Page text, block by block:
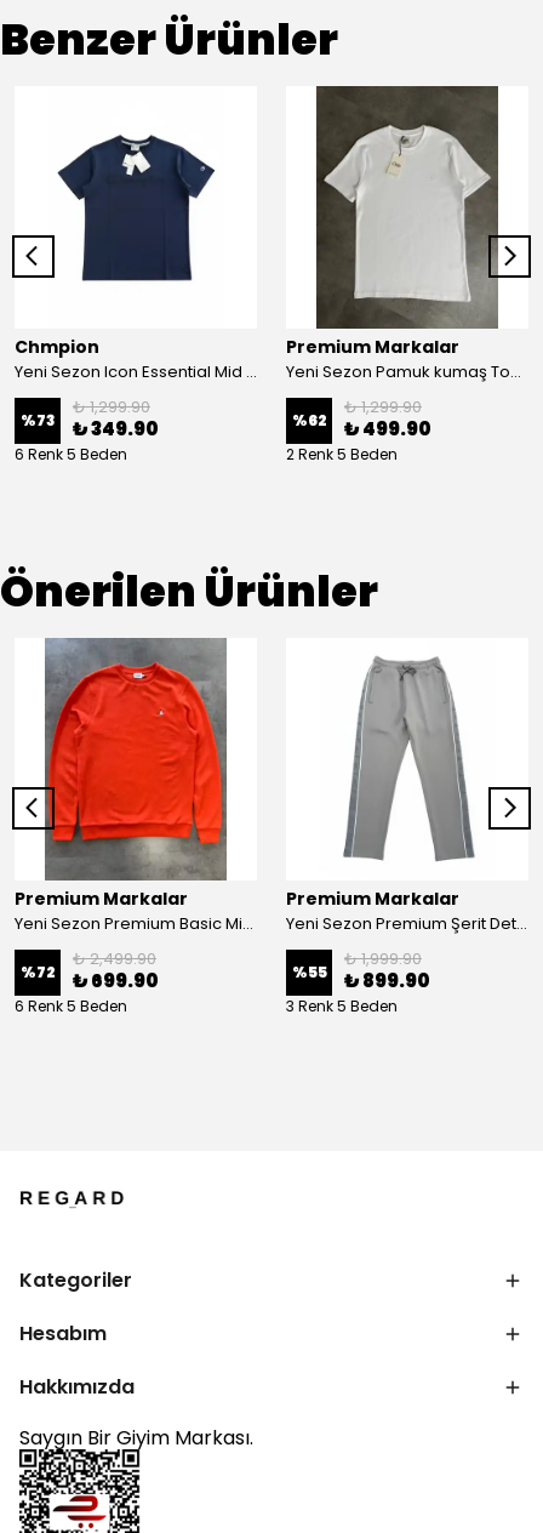
Benzer Ürünler
Chmpion
Yeni Sezon Icon Essential Mid Logo T-shirt
%73
₺ 1,299.90
₺ 349.90
6 Renk 5 Beden
Premium Markalar
Yeni Sezon Pamuk kumaş Tone to Tone Logo T-shirt
%62
₺ 1,299.90
₺ 499.90
2 Renk 5 Beden
Önerilen Ürünler
Premium Markalar
Yeni Sezon Premium Basic Mini Logo Selanik Sweatshirt
%72
₺ 2,499.90
₺ 699.90
6 Renk 5 Beden
Premium Markalar
Yeni Sezon Premium Şerit Detaylı Double Face Eşofman
%55
₺ 1,999.90
₺ 899.90
3 Renk 5 Beden
Kategoriler
Hesabım
Hakkımızda
Saygın Bir Giyim Markası.